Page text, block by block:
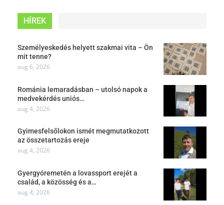
HÍREK
Személyeskedés helyett szakmai vita – Ön
mit tenne?
aug 6, 2026
Románia lemaradásban – utolsó napok a
medvekérdés uniós…
aug 4, 2026
Gyimesfelsőlokon ismét megmutatkozott
az összetartozás ereje
aug 4, 2026
Gyergyóremetén a lovassport erejét a
család, a közösség és a…
aug 4, 2026